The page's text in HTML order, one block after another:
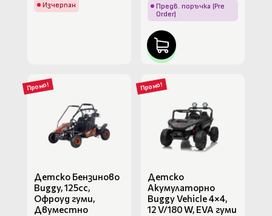
Изчерпан
Предв. поръчка (Pre
Order)
Промо!
Детско Бензиново
Buggy, 125cc,
Офроуд гуми,
Двуместно
Промо!
Детско
Акумулаторно
Buggy Vehicle 4×4,
12 V/180 W, ЕVA гуми